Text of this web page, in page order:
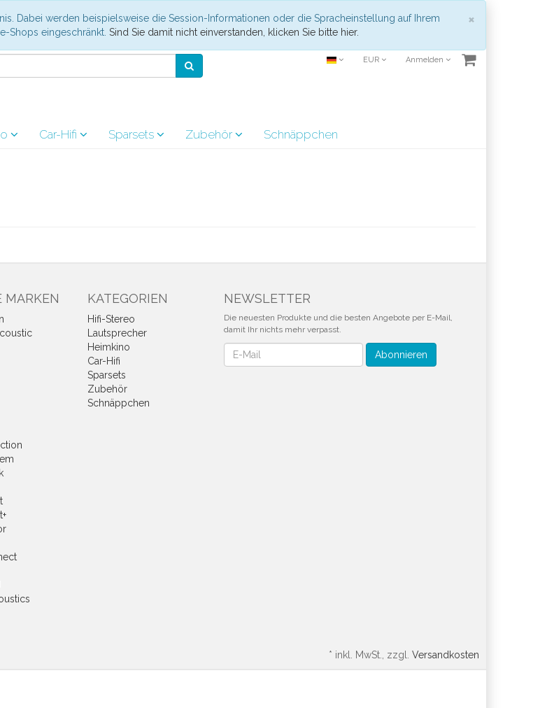
×
Dabei werden beispielsweise die Session-Informationen oder die Spracheinstellung auf Ihrem
Shops eingeschränkt. Sind Sie damit nicht einverstanden, klicken Sie bitte hier.
EUR Anmelden
Car-Hifi Sparsets Zubehör Schnäppchen
MARKEN KATEGORIEN
Hifi-Stereo
Lautsprecher
Heimkino
Car-Hifi
Sparsets
Zubehör
Schnäppchen
NEWSLETTER
Die neuesten Produkte und die besten Angebote per E-Mail,
damit Ihr nichts mehr verpasst.
Newsletter Abonnieren
* inkl. MwSt., zzgl. Versandkosten